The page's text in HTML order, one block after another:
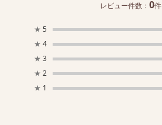
レビュー件数：0件
★ 5
★ 4
★ 3
★ 2
★ 1